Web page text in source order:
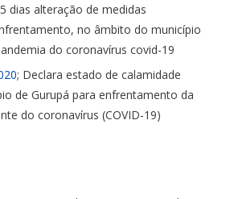
dias alteração de medidas
no âmbito do município
do coronavírus covid-19
; Declara estado de calamidade
de Gurupá para enfrentamento da
do coronavírus (COVID-19)